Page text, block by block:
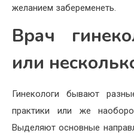
желанием забеременеть.
Врач
или
Гинекологи бывают
практики или же
Выделяют основные